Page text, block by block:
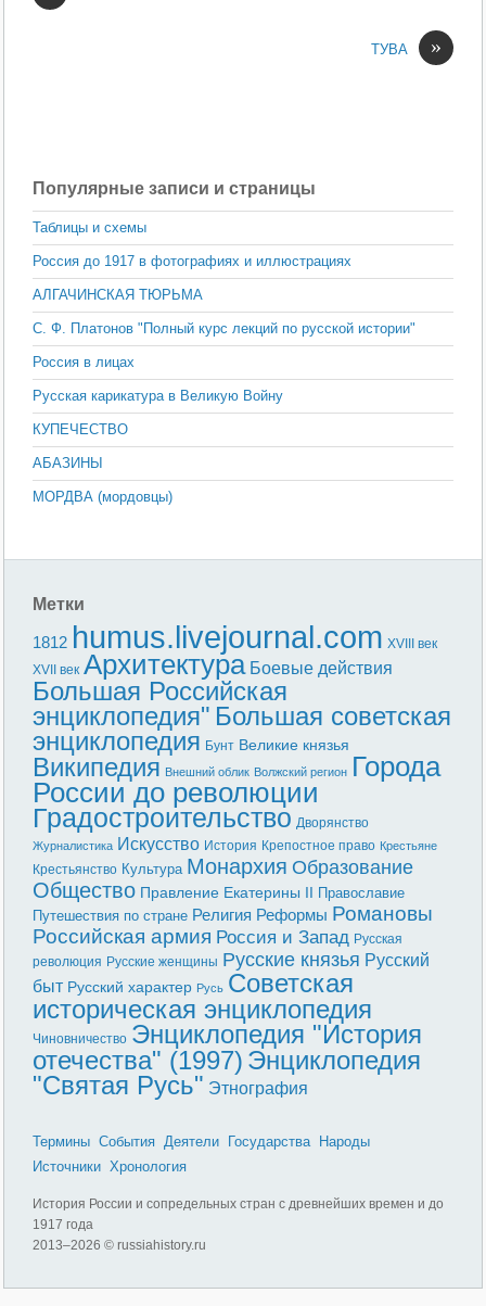
»
ТУВА
Популярные записи и страницы
Таблицы и схемы
Россия до 1917 в фотографиях и иллюстрациях
АЛГАЧИНСКАЯ ТЮРЬМА
С. Ф. Платонов "Полный курс лекций по русской истории"
Россия в лицах
Русская карикатура в Великую Войну
КУПЕЧЕСТВО
АБАЗИНЫ
МОРДВА (мордовцы)
Метки
1812 humus.livejournal.com XVIII век
XVII век Архитектура Боевые действия
Большая Российская
энциклопедия" Большая советская
энциклопедия Бунт Великие князья
Википедия Внешний облик Волжский регион Города
России до революции
Градостроительство Дворянство
Журналистика Искусство История Крепостное право Крестьяне
Крестьянство Культура Монархия Образование
Общество Правление Екатерины II Православие
Путешествия по стране Религия Реформы Романовы
Российская армия Россия и Запад Русская
революция Русские женщины Русские князья Русский
быт Русский характер Русь Советская
историческая энциклопедия
Чиновничество Энциклопедия "История
отечества" (1997) Энциклопедия
"Святая Русь" Этнография
Термины События Деятели Государства
Народы
Источники Хронология
История России и сопредельных стран с древнейших времен и до
1917 года
2013–2026 © russiahistory.ru